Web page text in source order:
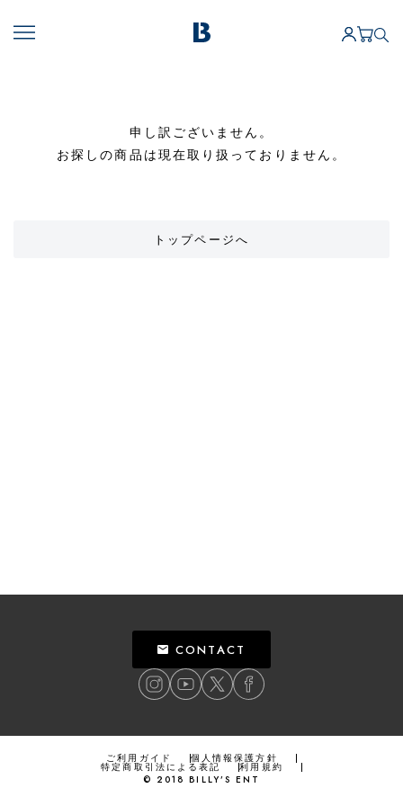
申し訳ございません。
お探しの商品は現在取り扱っておりません。
トップページへ
CONTACT
ご利用ガイド 個人情報保護方針
特定商取引法による表記
利用規約
© 2018 BILLY’S ENT